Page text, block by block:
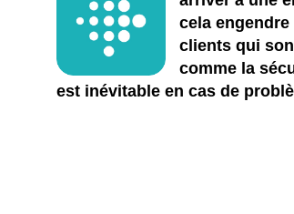
cela
clients qui
comme la
est inévitable en cas de